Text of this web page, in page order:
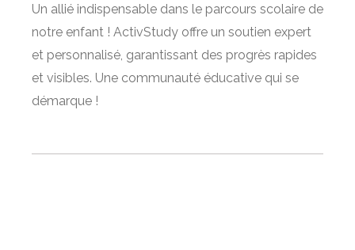
Un allié indispensable dans le parcours scolaire de
notre enfant ! ActivStudy offre un soutien expert
et personnalisé, garantissant des progrès rapides
et visibles. Une communauté éducative qui se
démarque !